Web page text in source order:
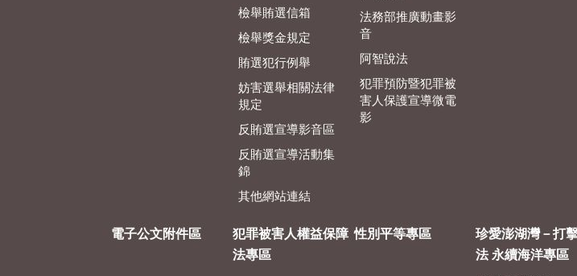
檢舉賄選信箱
檢舉獎金規定
賄選犯行例舉
妨害選舉相關法律
規定
反賄選宣導影音區
反賄選宣導活動集
錦
其他網站連結
法務部推廣動畫影
音
阿智說法
犯罪預防暨犯罪被
害人保護宣導微電
影
電子公文附件區
犯罪被害人權益保障
法專區
性別平等專區
珍愛澎湖灣－打
法 永續海洋專區